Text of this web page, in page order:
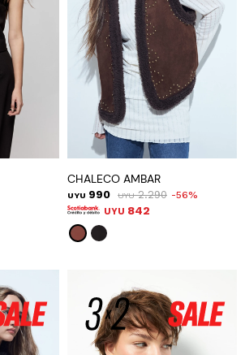
CHALECO AMBAR
UYU 990 UYU 2.290 56
UYU 842